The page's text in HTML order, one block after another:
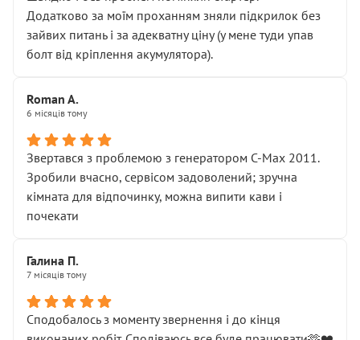
Додатково за моїм проханням зняли підкрилок без
зайвих питань і за адекватну ціну (у мене туди упав
болт від кріплення акумулятора).
Roman A.
6 місяців тому
Звертався з проблемою з генератором C-Max 2011.
Зробили вчасно, сервісом задоволений; зручна
кімната для відпочинку, можна випити кави і
почекати
Галина П.
7 місяців тому
Сподобалось з моменту звернення і до кінця